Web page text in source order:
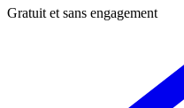
Gratuit et sans engagement